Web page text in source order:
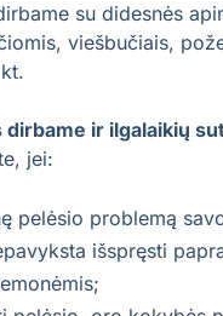
su didesnės
viešbučiais,
ir ilgalaikių
jei:
pelėsio problemą
išspręsti